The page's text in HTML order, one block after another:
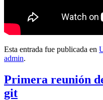
Esta entrada fue publicada en
admin.
Primera reunión
git